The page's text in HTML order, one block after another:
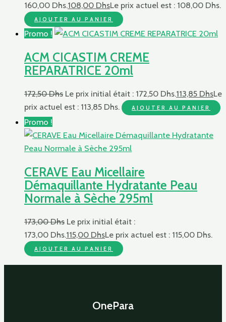
160,00 Dhs.108,00 DhsLe prix actuel est : 108,00 Dhs.
AJOUTER AU PANIER
Promo !
ACM CICASTIM CREME
REPARATRICE 20ml
172,50Dhs Le prix initial était : 172,50 Dhs.113,85 DhsLe
prix actuel est : 113,85 Dhs.
AJOUTER AU PANIER
Promo !
CERAVE Eau Micellaire
Démaquillante Hydratante Peau
Normale à Sèche 295ml
173,00Dhs Le prix initial était :
173,00 Dhs.115,00 DhsLe prix actuel est : 115,00 Dhs.
AJOUTER AU PANIER
OnePara